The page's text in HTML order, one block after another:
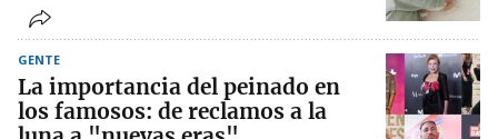
GENTE
La importancia del peinado en
los famosos: de reclamos a la